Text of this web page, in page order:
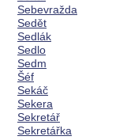
Sebevražda
Sedět
Sedlák
Sedlo
Sedm
Šéf
Sekáč
Sekera
Sekretář
Sekretářka